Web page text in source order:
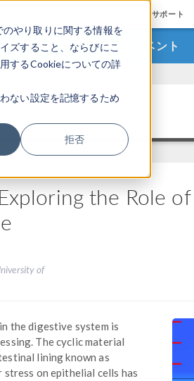
やり取りに関する情報を
ズすること、ならびにこ
するCookieについての詳
ない設定を記憶するため
拒否
サポート
ビデオギャラリ イベント
the Role
of
the digestive system is
The cyclic material
lining known as
on epithelial cells has